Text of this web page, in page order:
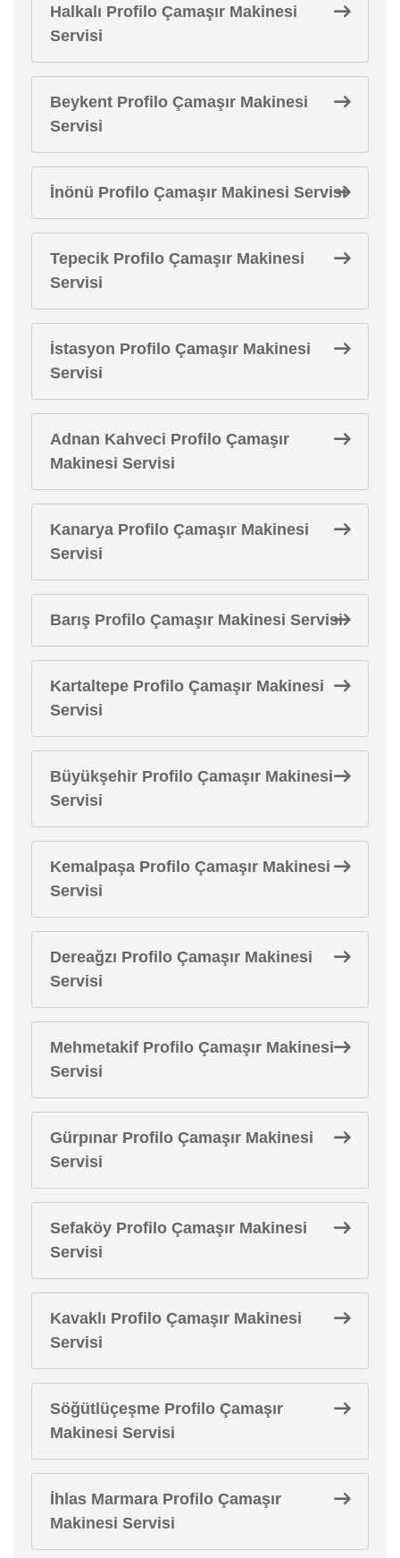
Halkalı Profilo Çamaşır Makinesi
Servisi
Beykent Profilo Çamaşır Makinesi
Servisi
İnönü Profilo Çamaşır Makinesi Servisi
Tepecik Profilo Çamaşır Makinesi
Servisi
İstasyon Profilo Çamaşır Makinesi
Servisi
Adnan Kahveci Profilo Çamaşır
Makinesi Servisi
Kanarya Profilo Çamaşır Makinesi
Servisi
Barış Profilo Çamaşır Makinesi Servisi
Kartaltepe Profilo Çamaşır Makinesi
Servisi
Büyükşehir Profilo Çamaşır Makinesi
Servisi
Kemalpaşa Profilo Çamaşır Makinesi
Servisi
Dereağzı Profilo Çamaşır Makinesi
Servisi
Mehmetakif Profilo Çamaşır Makinesi
Servisi
Gürpınar Profilo Çamaşır Makinesi
Servisi
Sefaköy Profilo Çamaşır Makinesi
Servisi
Kavaklı Profilo Çamaşır Makinesi
Servisi
Söğütlüçeşme Profilo Çamaşır
Makinesi Servisi
İhlas Marmara Profilo Çamaşır
Makinesi Servisi